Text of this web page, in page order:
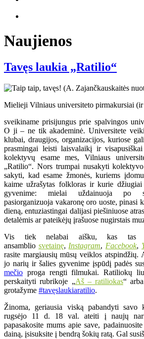
Naujienos
Tavęs laukia „Ratilio“
Mielieji Vilniaus universiteto pirmakursiai
sveikiname prisijungus prie spalvingos
O ji – ne tik akademinė. Universitete
klubai, draugijos, organizacijos, kuriose
prasmingai leisti laisvalaikį ir
kolektyvų esame mes, Vilniaus
„Ratilio“. Nors trumpai nusakyti
sakyti, kad esame žmonės, kuriems
kaime užrašytas folkloras ir kurie
gyvenime: mielai uždainuoja po
pasiorganizuoja vakaronę oro uoste, pinasi
dieną, entuziastingai dalijasi piešiniuose
detalėmis ar pateikėjų įrašuose nugirstais
Vis tiek nelabai aišku, kas tas
ansamblio svetainę, Instagram, Facebook,
rasite margiausių mūsų veiklos atspindžių.
jo narių ir šalies gyvenime įspūdį padės
mečio proga rengti filmukai. Ratiliokų
perskaityti rubrikoje „Aš – ratiliokas“ arba
grotažyme #tavęslaukiaratilio.
Žinoma, geriausia viską pabandyti savo
rugsėjo 11 d. 18 val. ateiti į naujų
papasakosite mums apie save,
dainą, įsisuksite į bendrą šokių ratą. Gal